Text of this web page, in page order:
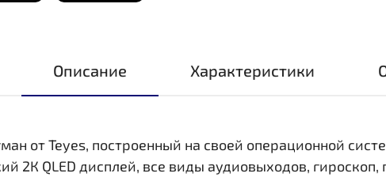
Описание Характеристики
от Teyes, построенный на своей операционной
2К QLED дисплей, все виды аудиовыходов,